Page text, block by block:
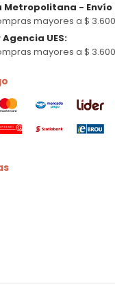
Metropolitana - Envío
mayores a $
UES:
mayores a $